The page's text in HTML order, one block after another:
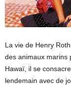
La vie de Henry
des animaux marins
Hawaï, il se
lendemain avec de